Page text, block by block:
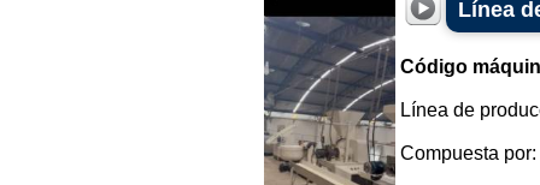
Línea
Código
Línea de
Compuesta por: